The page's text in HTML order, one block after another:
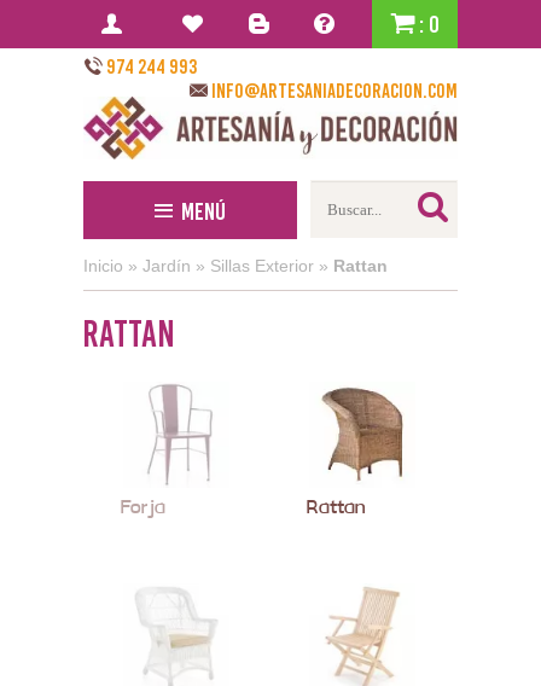
: 0
974 244 993
info@artesaniadecoracion.com
Menú
Inicio » Jardín » Sillas Exterior » Rattan
Rattan
Forja Rattan